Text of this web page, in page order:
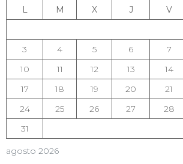
agosto 2026
L M X J V
3
4 5 6 7
10
11 12 13 14
17
18 19 20 21
24
25 26 27 28
31